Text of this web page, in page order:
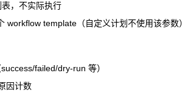
，不实际执行
workflow template（自定义计划不使用该参数）
failed/dry-run 等）
因计数